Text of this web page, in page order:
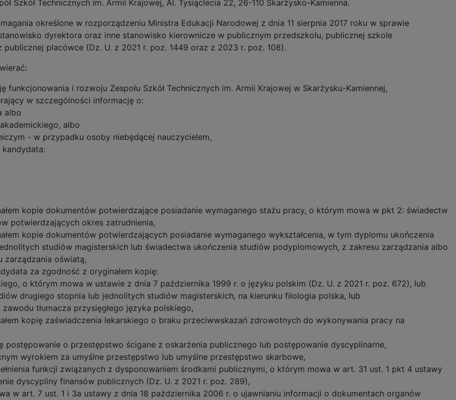
Szkół Technicznych im. Armii Krajowej, Al. Tysiąclecia 22, 26-110 Skarżysko-Kamienna.
określone w rozporządzeniu Ministra Edukacji Narodowej z dnia 11 sierpnia 2017 roku w sprawie
dyrektora oraz inne stanowisko kierownicze w publicznym przedszkolu, publicznej szkole
placówce (Dz. U. z 2021 r. poz. 1449 oraz z 2023 r. poz. 108).
i rozwoju Zespołu Szkół Technicznych im. Armii Krajowej w Skarżysku-Kamiennej,
w szczególności informację o:
albo
albo
- w przypadku osoby niebędącej nauczycielem,
kopie dokumentów potwierdzające posiadanie wymaganego stażu pracy, o którym mowa w pkt 2: świadectw
potwierdzających okres zatrudnienia,
kopie dokumentów potwierdzających posiadanie wymaganego wykształcenia, w tym dyplomu ukończenia
studiów magisterskich lub świadectwa ukończenia studiów podyplomowych, z zakresu zarządzania albo
zarządzania oświatą,
za zgodność z oryginałem kopię:
o którym mowa w ustawie z dnia 7 października 1999 r. o języku polskim (Dz. U. z 2021 r. poz. 672), lub
drugiego stopnia lub jednolitych studiów magisterskich, na kierunku filologia polska, lub
tłumacza przysięgłego języka polskiego,
kopię zaświadczenia lekarskiego o braku przeciwwskazań zdrowotnych do wykonywania pracy na
o przestępstwo ścigane z oskarżenia publicznego lub postępowanie dyscyplinarne,
wyrokiem za umyślne przestępstwo lub umyślne przestępstwo skarbowe,
funkcji związanych z dysponowaniem środkami publicznymi, o którym mowa w art. 31 ust. 1 pkt 4 ustawy
dyscypliny finansów publicznych (Dz. U. z 2021 r. poz. 289),
w art. 7 ust. 1 i 3a ustawy z dnia 18 października 2006 r. o ujawnianiu informacji o dokumentach organów